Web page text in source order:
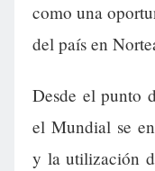
como una
del país en
Desde el punto
el Mundial se
y la utilización